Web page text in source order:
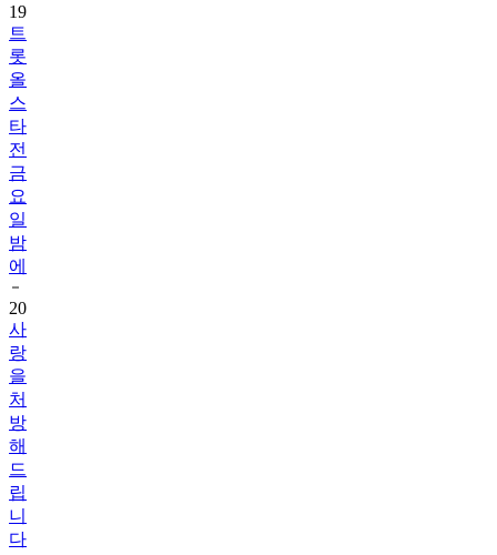
19
트
롯
올
스
타
전
금
요
일
밤
에
20
사
랑
을
처
방
해
드
립
니
다